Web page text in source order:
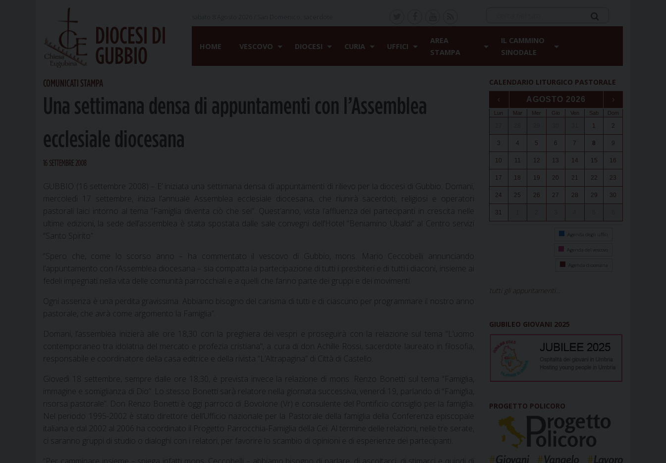
DIOCESI DI
GUBBIO
HOME VESCOVO DIOCESI CURIA UFFICI
AREA
STAMPA
IL CAMMINO
SINODALE
COMUNICATI STAMPA
Una settimana densa di appuntamenti con l’Assemblea
ecclesiale diocesana
16 SETTEMBRE 2008
GUBBIO (16 settembre 2008) – E’ iniziata una settimana densa di appuntamenti di rilievo per la diocesi di Gubbio. Domani,
mercoledì 17 settembre, inizia l’annuale Assemblea ecclesiale diocesana, che riunirà sacerdoti, religiosi e operatori
pastorali laici intorno al tema “Famiglia diventa ciò che sei”. Quest’anno, vista l’affluenza dei partecipanti in crescita nelle
ultime edizioni, la sede dell’assemblea è stata spostata dalle sale convegni dell’Hotel “Beniamino Ubaldi” al Centro servizi
“Santo Spirito”
“Spero che, come lo scorso anno – ha commentato il vescovo di Gubbio, mons. Mario Ceccobelli annunciando
l’appuntamento con l’Assemblea diocesana – sia compatta la partecipazione di tutti i presbiteri e di tutti i diaconi, insieme ai
fedeli impegnati nella vita delle comunità parrocchiali e a quelli che fanno parte dei gruppi e dei movimenti.
Ogni assenza è una perdita gravissima. Abbiamo bisogno del carisma di tutti e di ciascuno per programmare il nostro anno
pastorale, che avrà come argomento la Famiglia”.
Domani, l’assemblea inizierà alle ore 18,30 con la preghiera dei vespri e proseguirà con la relazione sul tema “L’uomo
contemporaneo tra idolatria del mercato e profezia cristiana”, a cura di don Achille Rossi, sacerdote laureato in filosofia,
responsabile e coordinatore della casa editrice e della rivista “L’Altrapagina” di Città di Castello.
Giovedì 18 settembre, sempre dalle ore 18,30, è prevista invece la relazione di mons. Renzo Bonetti sul tema “Famiglia,
immagine e somiglianza di Dio”. Lo stesso Bonetti sarà relatore nella giornata successiva, venerdì 19, parlando di “Famiglia,
risorsa pastorale”. Don Renzo Bonetti è oggi parroco di Bovolone (Vr) e consulente del Pontificio consiglio per la famiglia.
Nel periodo 1995-2002 è stato direttore dell’Ufficio nazionale per la Pastorale della famiglia della Conferenza episcopale
italiana e dal 2002 al 2006 ha coordinato il Progetto Parrocchia-Famiglia della Cei. Al termine delle relazioni, nelle tre serate,
ci saranno gruppi di studio o dialoghi con i relatori, per favorire lo scambio di opinioni e di esperienze dei partecipanti.
CALENDARIO LITURGICO PASTORALE
‹ AGOSTO 2026 ›
Lun Mar Mer Gio Ven Sab Dom
1 2
3 4 5 6 7 8 9
10 11 12 13 14 15 16
17 18 19 20 21 22 23
24 25 26 27 28 29 30
31
Agenda degli uffici
Agenda del vescovo
Agenda diocesana
tutti gli appuntamenti...
GIUBILEO GIOVANI 2025
PROGETTO POLICORO